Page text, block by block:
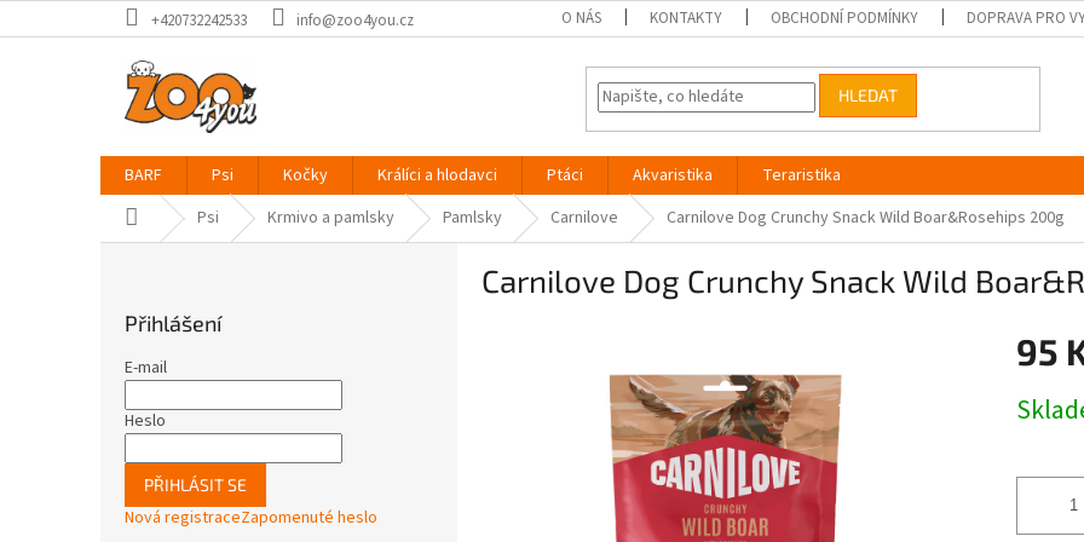
na
+420732242533 info@zoo4you.cz O NÁS KONTAKTY OBCHODNÍ PODMÍNKY DOPRAVA PRO
HLEDAT
BARF Psi Kočky Králíci a hlodavci Ptáci Akvaristika
Teraristika
Domů Psi Krmivo a pamlsky Pamlsky Carnilove Carnilove Dog Crunchy Snack Wild Boar&Rosehips 200g
Přihlášení
E-mail
Heslo
PŘIHLÁSIT SE
Nová registraceZapomenuté heslo
Carnilove Dog Crunchy Snack Wild
95
cena: